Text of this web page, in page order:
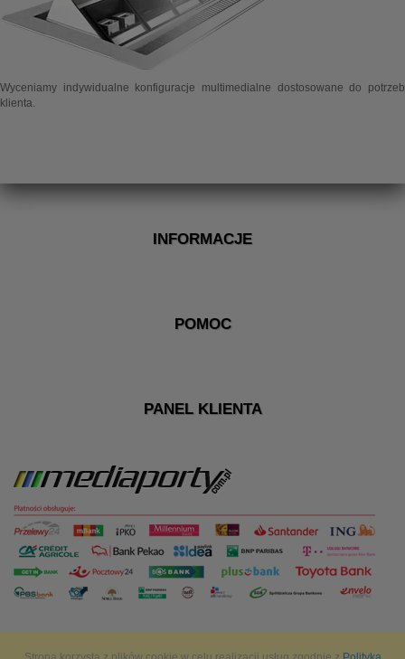
Wyceniamy indywidualne konfiguracje multimedialne dostosowane do potrzeb
klienta.
INFORMACJE
POMOC
PANEL KLIENTA